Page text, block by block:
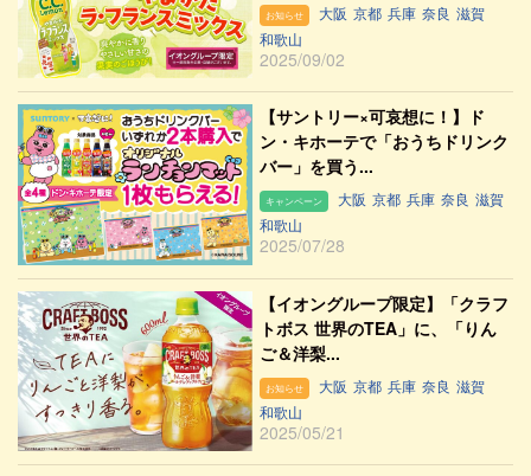
お知らせ 大阪 京都 兵庫 奈良 滋賀
和歌山
2025/09/02
【サントリー×可哀想に！】ド
ン・キホーテで「おうちドリンク
バー」を買う...
キャンペーン 大阪 京都 兵庫 奈良 滋賀
和歌山
2025/07/28
【イオングループ限定】「クラフ
トボス 世界のTEA」に、「りん
ご＆洋梨...
お知らせ 大阪 京都 兵庫 奈良 滋賀
和歌山
2025/05/21